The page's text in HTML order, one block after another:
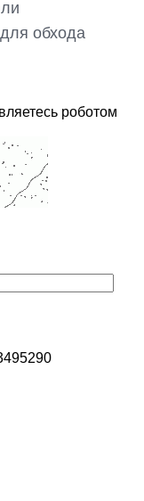
обхода
роботом